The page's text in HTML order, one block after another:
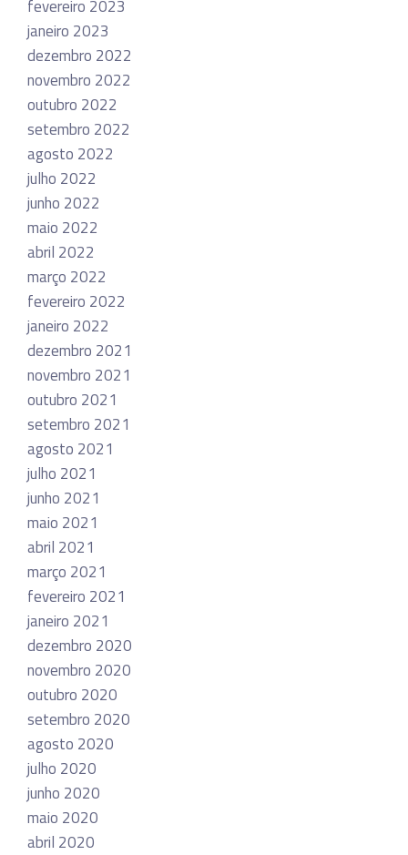
fevereiro 2023
janeiro 2023
dezembro 2022
novembro 2022
outubro 2022
setembro 2022
agosto 2022
julho 2022
junho 2022
maio 2022
abril 2022
março 2022
fevereiro 2022
janeiro 2022
dezembro 2021
novembro 2021
outubro 2021
setembro 2021
agosto 2021
julho 2021
junho 2021
maio 2021
abril 2021
março 2021
fevereiro 2021
janeiro 2021
dezembro 2020
novembro 2020
outubro 2020
setembro 2020
agosto 2020
julho 2020
junho 2020
maio 2020
abril 2020